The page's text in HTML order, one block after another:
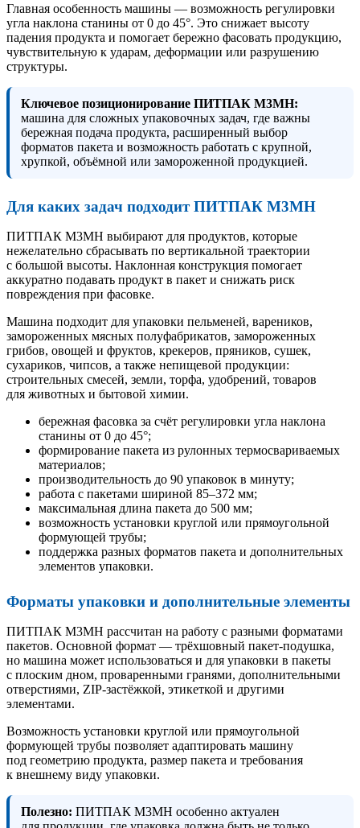
Главная особенность машины — возможность регулировки
угла наклона станины от 0 до 45°. Это снижает высоту
падения продукта и помогает бережно фасовать продукцию,
чувствительную к ударам, деформации или разрушению
структуры.
Ключевое позиционирование ПИТПАК М3МН:
машина для сложных упаковочных задач, где важны
бережная подача продукта, расширенный выбор
форматов пакета и возможность работать с крупной,
хрупкой, объёмной или замороженной продукцией.
Для каких задач подходит ПИТПАК М3МН
ПИТПАК М3МН выбирают для продуктов, которые
нежелательно сбрасывать по вертикальной траектории
с большой высоты. Наклонная конструкция помогает
аккуратно подавать продукт в пакет и снижать риск
повреждения при фасовке.
Машина подходит для упаковки пельменей, вареников,
замороженных мясных полуфабрикатов, замороженных
грибов, овощей и фруктов, крекеров, пряников, сушек,
сухариков, чипсов, а также непищевой продукции:
строительных смесей, земли, торфа, удобрений, товаров
для животных и бытовой химии.
бережная фасовка за счёт регулировки угла наклона
станины от 0 до 45°;
формирование пакета из рулонных термосвариваемых
материалов;
производительность до 90 упаковок в минуту;
работа с пакетами шириной 85–372 мм;
максимальная длина пакета до 500 мм;
возможность установки круглой или прямоугольной
формующей трубы;
поддержка разных форматов пакета и дополнительных
элементов упаковки.
Форматы упаковки и дополнительные элементы
ПИТПАК М3МН рассчитан на работу с разными форматами
пакетов. Основной формат — трёхшовный пакет-подушка,
но машина может использоваться и для упаковки в пакеты
с плоским дном, проваренными гранями, дополнительными
отверстиями, ZIP-застёжкой, этикеткой и другими
элементами.
Возможность установки круглой или прямоугольной
формующей трубы позволяет адаптировать машину
под геометрию продукта, размер пакета и требования
к внешнему виду упаковки.
Полезно: ПИТПАК М3МН особенно актуален